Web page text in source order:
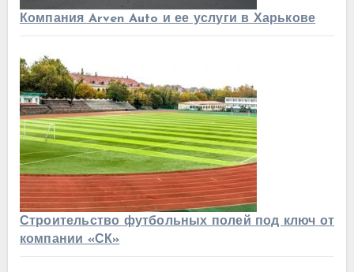
Компания Arven Auto и ее услуги в Харькове
Строительство футбольных полей под ключ от
компании «СК»